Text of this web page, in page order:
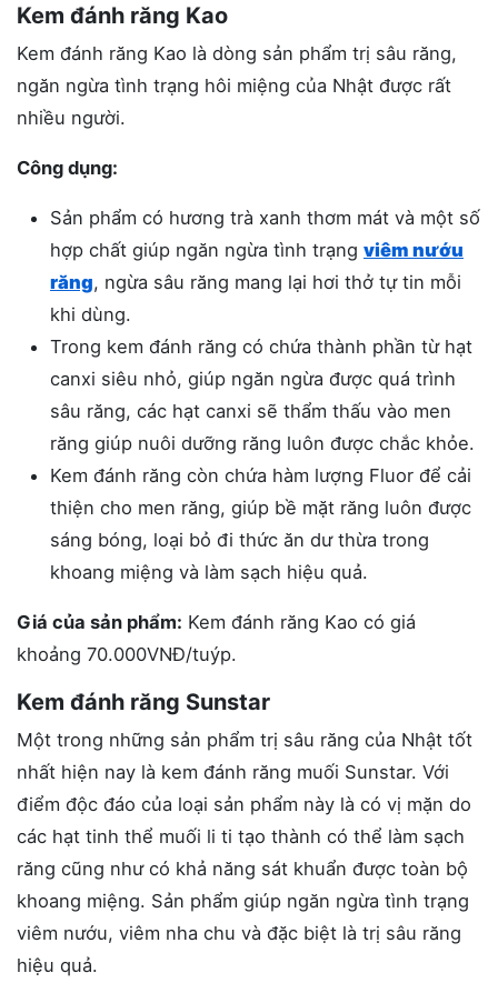
Kem đánh răng Kao
Kem đánh răng Kao là dòng sản phẩm trị sâu răng,
ngăn ngừa tình trạng hôi miệng của Nhật được rất
nhiều người.
Công dụng:
Sản phẩm có hương trà xanh thơm mát và một số
hợp chất giúp ngăn ngừa tình trạng viêm nướu
răng, ngừa sâu răng mang lại hơi thở tự tin mỗi
khi dùng.
Trong kem đánh răng có chứa thành phần từ hạt
canxi siêu nhỏ, giúp ngăn ngừa được quá trình
sâu răng, các hạt canxi sẽ thẩm thấu vào men
răng giúp nuôi dưỡng răng luôn được chắc khỏe.
Kem đánh răng còn chứa hàm lượng Fluor để cải
thiện cho men răng, giúp bề mặt răng luôn được
sáng bóng, loại bỏ đi thức ăn dư thừa trong
khoang miệng và làm sạch hiệu quả.
Giá của sản phẩm: Kem đánh răng Kao có giá
khoảng 70.000VNĐ/tuýp.
Kem đánh răng Sunstar
Một trong những sản phẩm trị sâu răng của Nhật tốt
nhất hiện nay là kem đánh răng muối Sunstar. Với
điểm độc đáo của loại sản phẩm này là có vị mặn do
các hạt tinh thể muối li ti tạo thành có thể làm sạch
răng cũng như có khả năng sát khuẩn được toàn bộ
khoang miệng. Sản phẩm giúp ngăn ngừa tình trạng
viêm nướu, viêm nha chu và đặc biệt là trị sâu răng
hiệu quả.